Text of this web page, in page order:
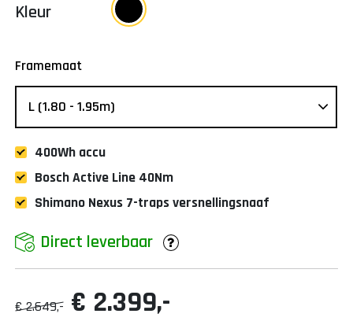
Kleur
Framemaat
400Wh accu
Bosch Active Line 40Nm
Shimano Nexus 7-traps versnellingsnaaf
Direct leverbaar
€ 2.649,- € 2.399,-